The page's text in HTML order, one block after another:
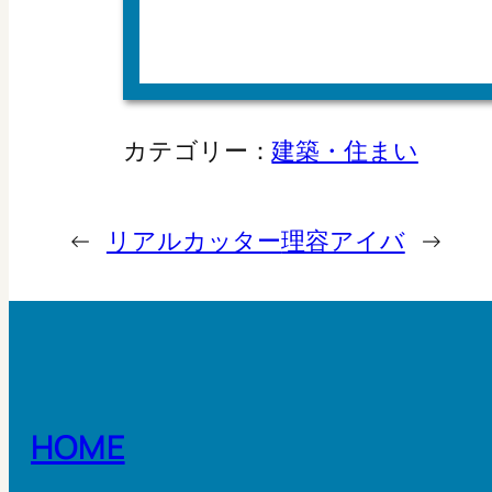
カテゴリー：建築・住まい
← リアルカッター理容アイバ →
HOME